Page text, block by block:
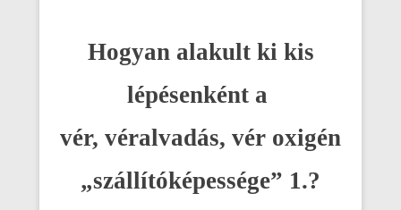
Hogyan alakult ki kis
lépésenként a
vér, véralvadás, vér oxigén
„szállítóképessége” 1.?